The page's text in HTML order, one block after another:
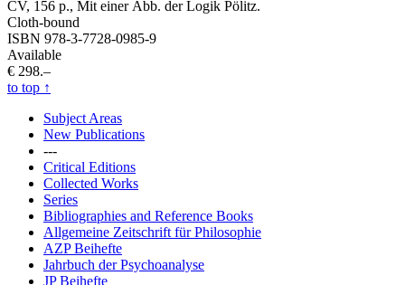
CV, 156 p., Mit einer Abb. der Logik Pölitz.
Cloth-bound
ISBN 978-3-7728-0985-9
Available
€ 298.–
to top ↑
Subject Areas
New Publications
---
Critical Editions
Collected Works
Series
Bibliographies and Reference Books
Allgemeine Zeitschrift für Philosophie
AZP Beihefte
Jahrbuch der Psychoanalyse
JP Beihefte